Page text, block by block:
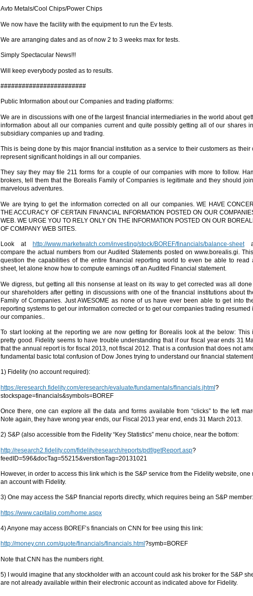
Avto Metals/Cool Chips/Power Chips
We now have the facility with the equipment to run the Ev tests.
We are arranging dates and as of now 2 to 3 weeks max for tests.
Simply Spectacular News!!!
Will keep everybody posted as to results.
########################
Public Information about our Companies and trading platforms:
We are in discussions with one of the largest financial intermediaries in the world about
information about all our companies current and quite possibly getting all of our shares
subsidiary companies up and trading.
This is being done by this major financial institution as a service to their customers as their
represent significant holdings in all our companies.
They say they may file 211 forms for a couple of our companies with more to follow.
brokers, tell them that the Borealis Family of Companies is legitimate and they should
marvelous adventures.
We are trying to get the information corrected on all our companies. WE HAVE
THE ACCURACY OF CERTAIN FINANCIAL INFORMATION POSTED ON OUR
WEB. WE URGE YOU TO RELY ONLY ON THE INFORMATION POSTED ON OUR
OF COMPANY WEB SITES.
Look at http://www.marketwatch.com/investing/stock/BOREF/financials/balance-sheet
compare the actual numbers from our Audited Statements posted on www.borealis.gi.
question the capabilities of the entire financial reporting world to even be able to read
sheet, let alone know how to compute earnings off an Audited Financial statement.
We digress, but getting all this nonsense at least on its way to get corrected was all
our shareholders after getting in discussions with one of the financial institutions about
Family of Companies. Just AWESOME as none of us have ever been able to get into
reporting systems to get our information corrected or to get our companies trading resumed
our companies..
To start looking at the reporting we are now getting for Borealis look at the below: This
pretty good. Fidelity seems to have trouble understanding that if our fiscal year ends 31
that the annual report is for fiscal 2013, not fiscal 2012. That is a confusion that does not
fundamental basic total confusion of Dow Jones trying to understand our financial
1) Fidelity (no account required):
https://eresearch.fidelity.com/eresearch/evaluate/fundamentals/financials.jhtml?
stockspage=financials&symbols=BOREF
Once there, one can explore all the data and forms available from “clicks” to the left
Note again, they have wrong year ends, our Fiscal 2013 year end, ends 31 March 2013.
2) S&P (also accessible from the Fidelity “Key Statistics” menu choice, near the bottom:
http://research2.fidelity.com/fidelity/research/reports/pdf/getReport.asp?
feedID=596&docTag=55215&verstionTag=20131021
However, in order to access this link which is the S&P service from the Fidelity website, one
an account with Fidelity.
3) One may access the S&P financial reports directly, which requires being an S&P member:
https://www.capitaliq.com/home.aspx
4) Anyone may access BOREF’s financials on CNN for free using this link:
http://money.cnn.com/quote/financials/financials.html ?symb=BOREF
Note that CNN has the numbers right.
5) I would imagine that any stockholder with an account could ask his broker for the S&P
are not already available within their electronic account as indicated above for Fidelity.